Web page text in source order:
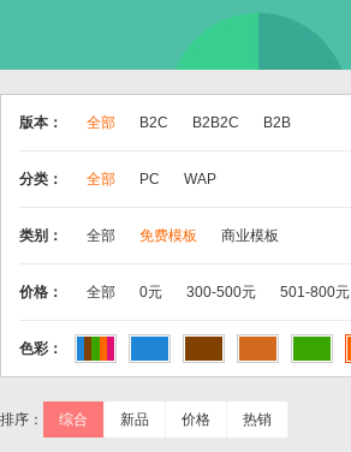
版本： 全部 B2C B2B2C B2B
分类： 全部 PC WAP
类别： 全部 免费模板 商业模板
价格： 全部 0元 300-500元 501-800元
色彩：
排序： 综合 新品 价格 热销